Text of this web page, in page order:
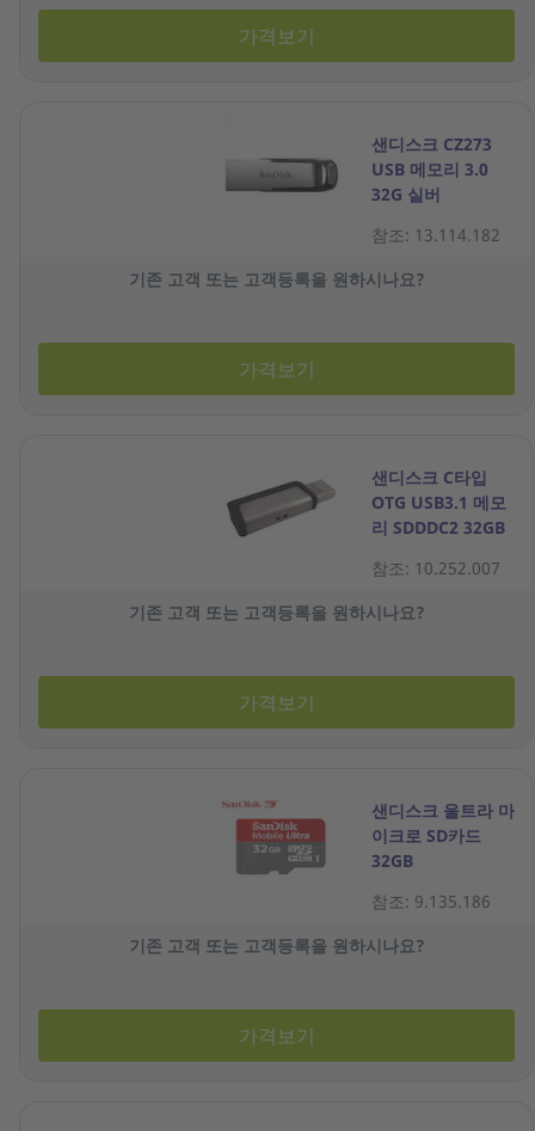
가격보기
샌디스크 CZ273
USB 메모리 3.0
32G 실버
참조: 13.114.182
기존 고객 또는 고객등록을 원하시나요?
가격보기
샌디스크 C타입
OTG USB3.1 메모
리 SDDDC2 32GB
참조: 10.252.007
기존 고객 또는 고객등록을 원하시나요?
가격보기
샌디스크 울트라 마
이크로 SD카드
32GB
참조: 9.135.186
기존 고객 또는 고객등록을 원하시나요?
가격보기